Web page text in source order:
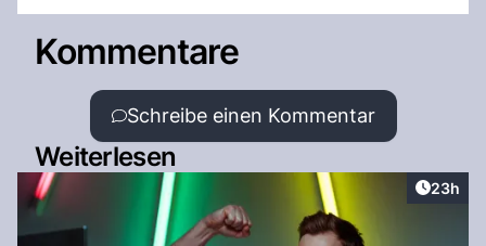
Kommentare
Schreibe einen Kommentar
Weiterlesen
Artikel
23h